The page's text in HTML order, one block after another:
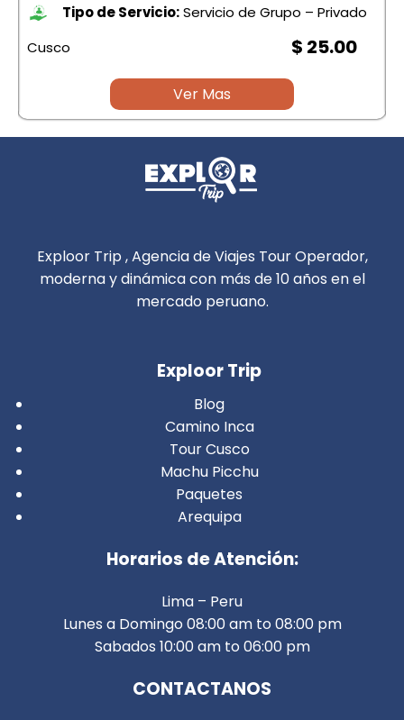
Tipo de Servicio:Servicio de Grupo – Privado
Cusco
$ 25.00
Ver Mas
Exploor Trip , Agencia de Viajes Tour Operador,
moderna y dinámica con más de 10 años en el
mercado peruano.
Exploor Trip
Blog
Camino Inca
Tour Cusco
Machu Picchu
Paquetes
Arequipa
Horarios de Atención:
Lima – Peru
Lunes a Domingo 08:00 am to 08:00 pm
Sabados 10:00 am to 06:00 pm
CONTACTANOS